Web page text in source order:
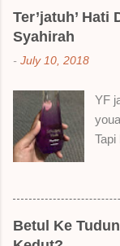
Bila
Ter’jatuh’ Hati
Syahirah
- July 10, 2018
YF
Betul Ke